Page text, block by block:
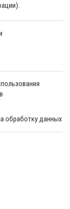
обработку данных